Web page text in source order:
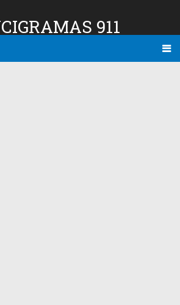
911